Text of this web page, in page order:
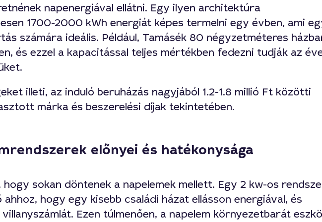
napenergiával ellátni. Egy ilyen architektúra
1700-2000 kWh energiát képes termelni egy évben, ami
számára ideális. Például, Tamásék 80 négyzetméteres
és ezzel a kapacitással teljes mértékben fedezni tudják az
illeti, az induló beruházás nagyjából 1.2-1.8 millió Ft közötti
márka és beszerelési díjak tekintetében.
előnyei és hatékonysága
hogy sokan döntenek a napelemek mellett. Egy 2 kw-os
ahhoz, hogy egy kisebb családi házat ellásson energiával, és
Ezen túlmenően, a napelem környezetbarát